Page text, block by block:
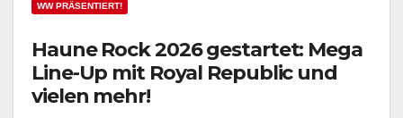
WW PRÄSENTIERT!
Haune Rock 2026 gestartet: Mega
Line-Up mit Royal Republic und
vielen mehr!